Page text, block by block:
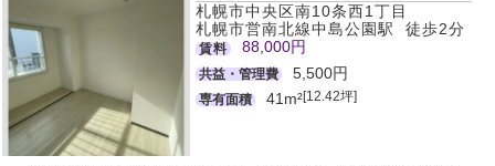
札幌市中央区南10条西1丁目
札幌市営南北線中島公園駅 徒歩2分
賃料 88,000円
共益・管理費 5,500円
専有面積 41m²[12.42坪]